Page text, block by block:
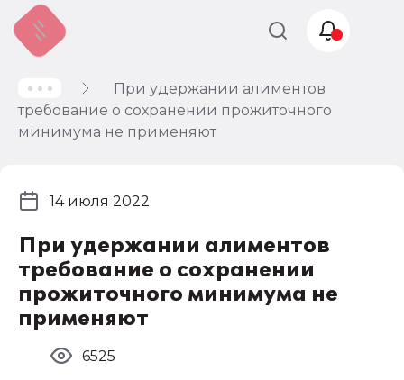
При удержании алиментов
требование о сохранении прожиточного
минимума не применяют
При удержании алиментов
требование о сохранении
прожиточного минимума не
применяют
14 июля 2022
6525
Учет и
налогообложение